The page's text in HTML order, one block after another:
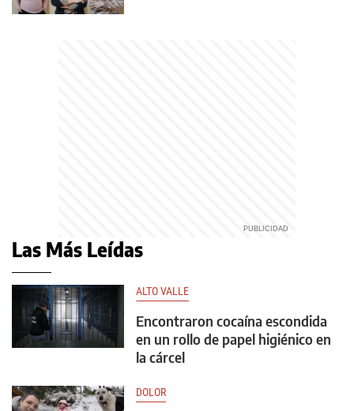
Las Más Leídas
ALTO VALLE
Encontraron cocaína escondida
en un rollo de papel higiénico en
la cárcel
DOLOR